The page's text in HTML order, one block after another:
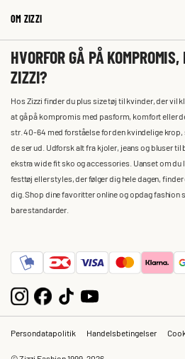
OM ZIZZI
HVORFOR GÅ PÅ
ZIZZI?
Hos Zizzi finder du plus size tøj til kvinder, der vil
at gå på kompromis med pasform, komfort eller
str. 40-64 med forståelse for den kvindelige
de ser ud. Udforsk alt fra kjoler, jeans og bluser
ekstra wide fit sko og accessories. Uanset om
festtøj eller styles, der følger dig hele dagen,
dig. Shop dine favoritter online og opdag fashion
bare standarder.
Persondatapolitik Handelsbetingelser